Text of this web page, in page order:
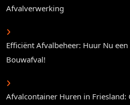
Afvalverwerking
Efficiënt Afvalbeheer: Huur Nu
Bouwafval!
Afvalcontainer Huren in Friesland: